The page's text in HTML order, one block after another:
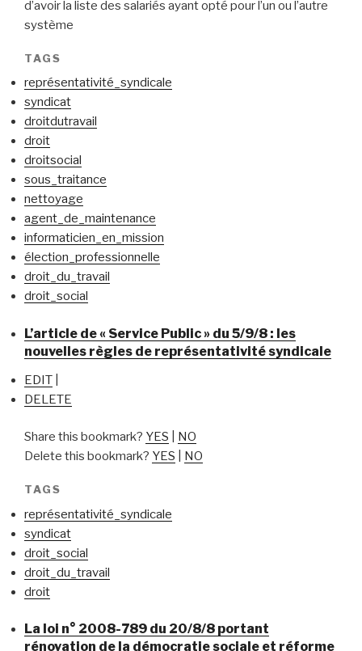
d’avoir la liste des salariés ayant opté pour l’un ou l’autre
système
TAGS
représentativité_syndicale
syndicat
droitdutravail
droit
droitsocial
sous_traitance
nettoyage
agent_de_maintenance
informaticien_en_mission
élection_professionnelle
droit_du_travail
droit_social
L’article de « Service Public » du 5/9/8 : les
nouvelles règles de représentativité syndicale
EDIT
DELETE
Share this bookmark? YES
NO
Delete this bookmark? YES NO
TAGS
représentativité_syndicale
syndicat
droit_social
droit_du_travail
droit
La loi n° 2008-789 du 20/8/8 portant
rénovation de la démocratie sociale et réforme